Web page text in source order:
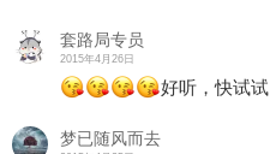
套路局专员
2015年4月26日
好听，快试试
梦已随风而去